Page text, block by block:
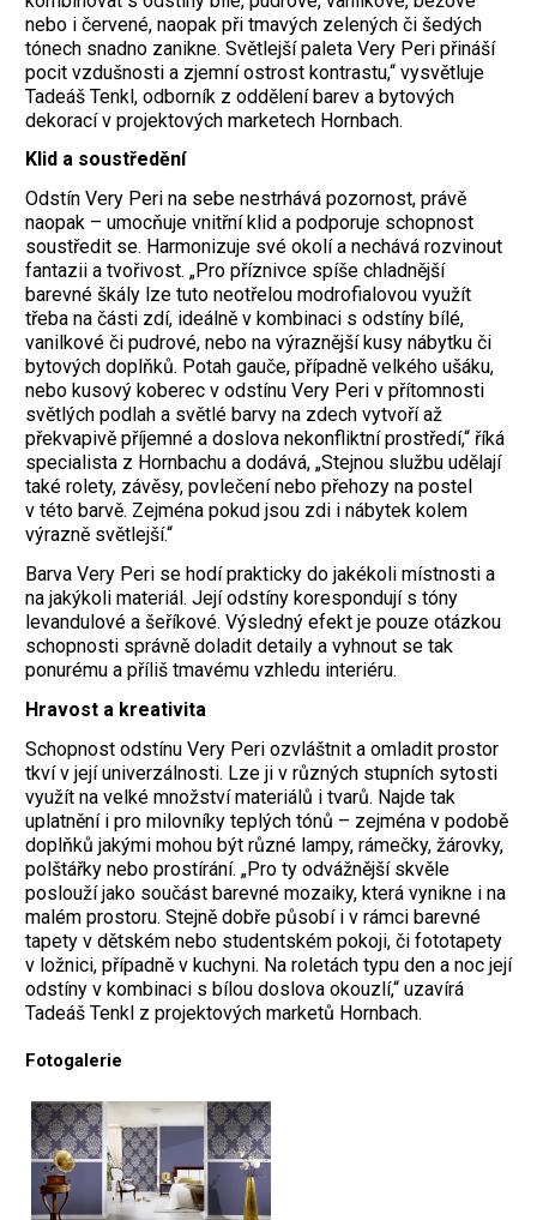
nebo i červené, naopak při tmavých zelených či šedých
tónech snadno zanikne. Světlejší paleta Very Peri přináší
pocit vzdušnosti a zjemní ostrost kontrastu,“ vysvětluje
Tadeáš Tenkl, odborník z oddělení barev a bytových
dekorací v projektových marketech Hornbach.
Klid a soustředění
Odstín Very Peri na sebe nestrhává pozornost, právě
naopak – umocňuje vnitřní klid a podporuje schopnost
soustředit se. Harmonizuje své okolí a nechává rozvinout
fantazii a tvořivost. „Pro příznivce spíše chladnější
barevné škály lze tuto neotřelou modrofialovou využít
třeba na části zdí, ideálně v kombinaci s odstíny bílé,
vanilkové či pudrové, nebo na výraznější kusy nábytku či
bytových doplňků. Potah gauče, případně velkého ušáku,
nebo kusový koberec v odstínu Very Peri v přítomnosti
světlých podlah a světlé barvy na zdech vytvoří až
překvapivě příjemné a doslova nekonfliktní prostředí,“ říká
specialista z Hornbachu a dodává, „Stejnou službu udělají
také rolety, závěsy, povlečení nebo přehozy na postel
v této barvě. Zejména pokud jsou zdi i nábytek kolem
výrazně světlejší.“
Barva Very Peri se hodí prakticky do jakékoli místnosti a
na jakýkoli materiál. Její odstíny korespondují s tóny
levandulové a šeříkové. Výsledný efekt je pouze otázkou
schopnosti správně doladit detaily a vyhnout se tak
ponurému a příliš tmavému vzhledu interiéru.
Hravost a kreativita
Schopnost odstínu Very Peri ozvláštnit a omladit prostor
tkví v její univerzálnosti. Lze ji v různých stupních sytosti
využít na velké množství materiálů i tvarů. Najde tak
uplatnění i pro milovníky teplých tónů – zejména v podobě
doplňků jakými mohou být různé lampy, rámečky, žárovky,
polštářky nebo prostírání. „Pro ty odvážnější skvěle
poslouží jako součást barevné mozaiky, která vynikne i na
malém prostoru. Stejně dobře působí i v rámci barevné
tapety v dětském nebo studentském pokoji, či fototapety
v ložnici, případně v kuchyni. Na roletách typu den a noc její
odstíny v kombinaci s bílou doslova okouzlí,“ uzavírá
Tadeáš Tenkl z projektových marketů Hornbach.
Fotogalerie